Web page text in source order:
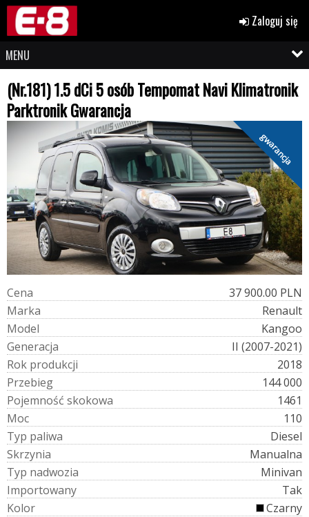
Zaloguj się
MENU
(Nr.181) 1.5 dCi 5 osób Tempomat Navi Klimatronik
Parktronik Gwarancja
gwarancja
Cena
37 900.00 PLN
Marka
Renault
Model
Kangoo
Generacja
II (2007-2021)
Rok produkcji
2018
Przebieg
144 000
Pojemność skokowa
1461
Moc
110
Typ paliwa
Diesel
Skrzynia
Manualna
Typ nadwozia
Minivan
Importowany
Tak
Kolor
Czarny